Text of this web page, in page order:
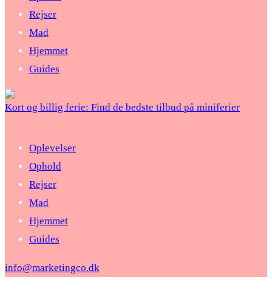
Rejser
Mad
Hjemmet
Guides
Kort og billig ferie: Find de bedste tilbud på miniferier
Oplevelser
Ophold
Rejser
Mad
Hjemmet
Guides
info@marketingco.dk